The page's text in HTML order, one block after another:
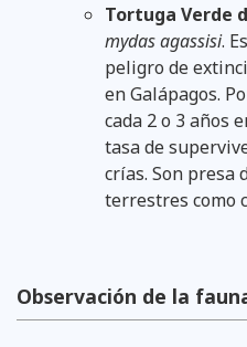
Tortuga Verde
mydas agassisi.
peligro de
en Galápagos.
cada 2 o 3 años
tasa de
crías. Son presa
terrestres como
Observación de la